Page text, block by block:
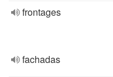
frontages
fachadas